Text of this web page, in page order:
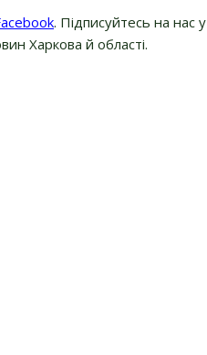
. Підписуйтесь на нас у
Харкова й області.